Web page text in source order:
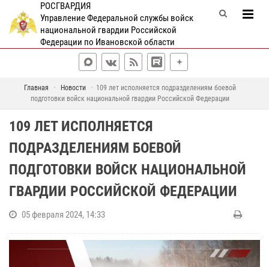
РОСГВАРДИЯ
Управление Федеральной службы войск
национальной гвардии Российской
Федерации по Ивановской области
Главная Новости
109 лет исполняется подразделениям боевой
подготовки войск национальной гвардии Российской Федерации
109 ЛЕТ ИСПОЛНЯЕТСЯ
ПОДРАЗДЕЛЕНИЯМ БОЕВОЙ
ПОДГОТОВКИ ВОЙСК НАЦИОНАЛЬНОЙ
ГВАРДИИ РОССИЙСКОЙ ФЕДЕРАЦИИ
05 февраля 2024, 14:33